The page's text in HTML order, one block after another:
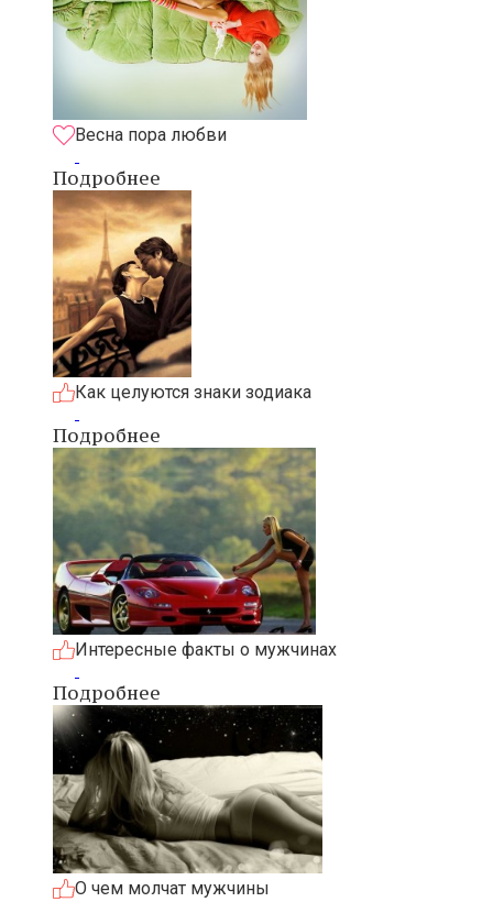
Весна пора любви
Подробнее
Как целуются знаки зодиака
Подробнее
Интересные факты о мужчинах
Подробнее
О чем молчат мужчины